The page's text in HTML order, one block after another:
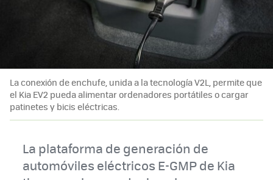
La conexión de enchufe, unida a la tecnología V2L, permite que
el Kia EV2 pueda alimentar ordenadores portátiles o cargar
patinetes y bicis eléctricas.
La plataforma de generación de
automóviles eléctricos E-GMP de Kia